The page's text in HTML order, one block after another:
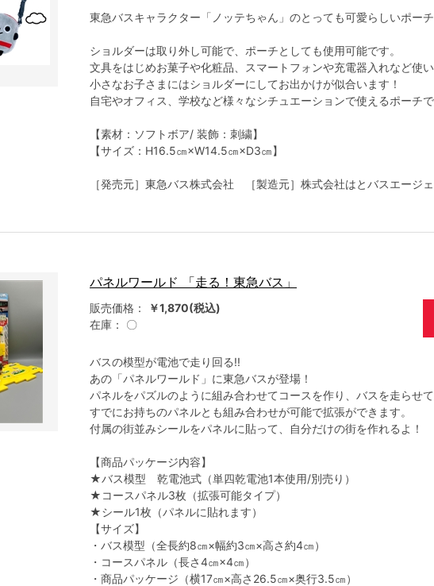
東急バスキャラクター「ノッテちゃん」のとっても可愛らしいポー
ショルダーは取り外し可能で、ポーチとしても使用可能です。
文具をはじめお菓子や化粧品、スマートフォンや充電器入れなど使
小さなお子さまにはショルダーにしてお出かけが似合います！
自宅やオフィス、学校など様々なシチュエーションで使えるポーチ
【素材：ソフトボア/ 装飾：刺繍】
【サイズ：H16.5㎝×W14.5㎝×D3㎝】
［発売元］東急バス株式会社 ［製造元］株式会社はとバスエージ
パネルワールド 「走る！東急バス」
販売価格：
￥1,870(税込)
在庫：
〇
バスの模型が電池で走り回る!!
あの「パネルワールド」に東急バスが登場！
パネルをパズルのように組み合わせてコースを作り、バスを走らせ
すでにお持ちのパネルとも組み合わせが可能で拡張ができます。
付属の街並みシールをパネルに貼って、自分だけの街を作れるよ！
【商品パッケージ内容】
★バス模型 乾電池式（単四乾電池1本使用/別売り）
★コースパネル3枚（拡張可能タイプ）
★シール1枚（パネルに貼れます）
【サイズ】
・バス模型（全長約8㎝×幅約3㎝×高さ約4㎝）
・コースパネル（長さ4㎝×4㎝）
・商品パッケージ（横17㎝×高さ26.5㎝×奥行3.5㎝）